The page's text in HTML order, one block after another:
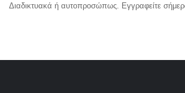
Διαδικτυακά ή αυτοπροσώπως. Εγγραφείτε